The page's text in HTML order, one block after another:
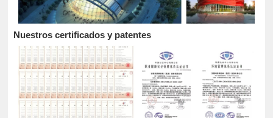
Nuestros certificados y patentes